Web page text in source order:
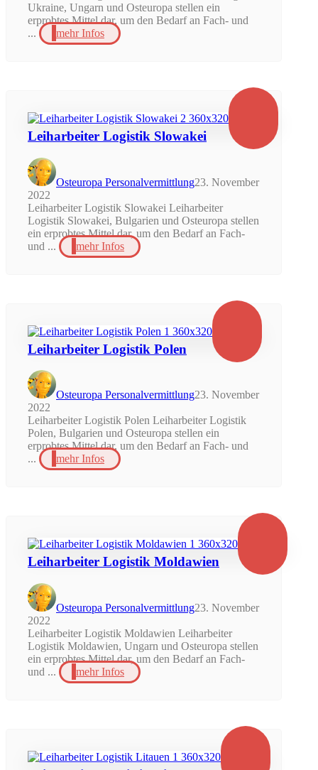
Ukraine, Ungarn und Osteuropa stellen ein
erprobtes Mittel dar, um den Bedarf an Fach- und
...
mehr Infos
Leiharbeiter Logistik Slowakei
Osteuropa Personalvermittlung23. November
2022
Leiharbeiter Logistik Slowakei Leiharbeiter
Logistik Slowakei, Bulgarien und Osteuropa stellen
ein erprobtes Mittel dar, um den Bedarf an Fach-
und ...
mehr Infos
Leiharbeiter Logistik Polen
Osteuropa Personalvermittlung23. November
2022
Leiharbeiter Logistik Polen Leiharbeiter Logistik
Polen, Bulgarien und Osteuropa stellen ein
erprobtes Mittel dar, um den Bedarf an Fach- und
...
mehr Infos
Leiharbeiter Logistik Moldawien
Osteuropa Personalvermittlung23. November
2022
Leiharbeiter Logistik Moldawien Leiharbeiter
Logistik Moldawien, Ungarn und Osteuropa stellen
ein erprobtes Mittel dar, um den Bedarf an Fach-
und ...
mehr Infos